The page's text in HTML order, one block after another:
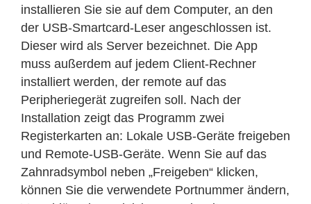
installieren Sie sie auf dem Computer, an den
der USB-Smartcard-Leser angeschlossen ist.
Dieser wird als Server bezeichnet. Die App
muss außerdem auf jedem Client-Rechner
installiert werden, der remote auf das
Peripheriegerät zugreifen soll. Nach der
Installation zeigt das Programm zwei
Registerkarten an: Lokale USB-Geräte freigeben
und Remote-USB-Geräte. Wenn Sie auf das
Zahnradsymbol neben „Freigeben“ klicken,
können Sie die verwendete Portnummer ändern,